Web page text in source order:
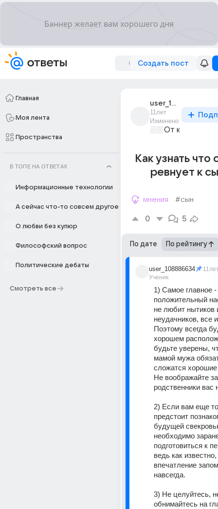
Создать пост
Главная
Моя лента
Пространства
В ТОПЕ НА ОТВЕТАХ
Информационные технологии
А сейчас что-то совсем другое
О любви без купюр
Философский вопрос
Политические дебаты
Смотреть все
user_182884140
11лет
Изменено
От колыбели
Как узнать что
ревнует к
мнения #сын
0 5
По дате По рейтингу
user_108886634
Ученик
1) Самое главное -
положительный
не любит нытиков
неудачников, все
Поэтому всегда
хорошем
будьте уверены,
мамой мужа
сложатся
Не воображайте
родственники вас
2) Если вам еще
предстоит
будущей
необходимо
подготовиться к
ведь как
впечатление
навсегда.
3) Не целуйтесь,
обнимайтесь на